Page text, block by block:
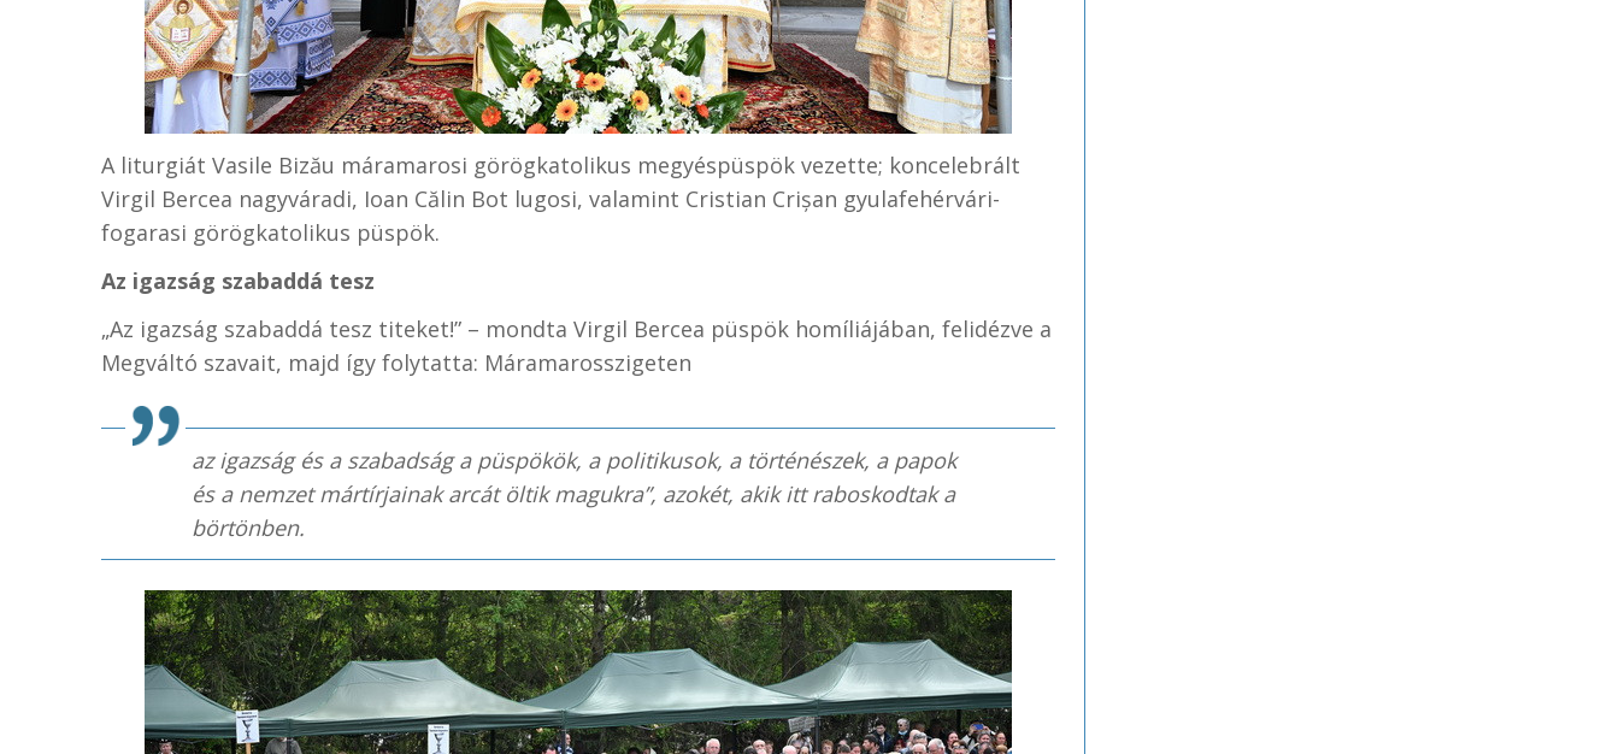
A liturgiát Vasile Bizău máramarosi görögkatolikus megyéspüspök vezette; koncelebrált
Virgil Bercea nagyváradi, Ioan Călin Bot lugosi, valamint Cristian Crișan gyulafehérvári-
fogarasi görögkatolikus püspök.
Az igazság szabaddá tesz
„Az igazság szabaddá tesz titeket!” – mondta Virgil Bercea püspök homíliájában, felidézve a
Megváltó szavait, majd így folytatta: Máramarosszigeten
az igazság és a szabadság a püspökök, a politikusok, a történészek, a papok
és a nemzet mártírjainak arcát öltik magukra”, azokét, akik itt raboskodtak a
börtönben.